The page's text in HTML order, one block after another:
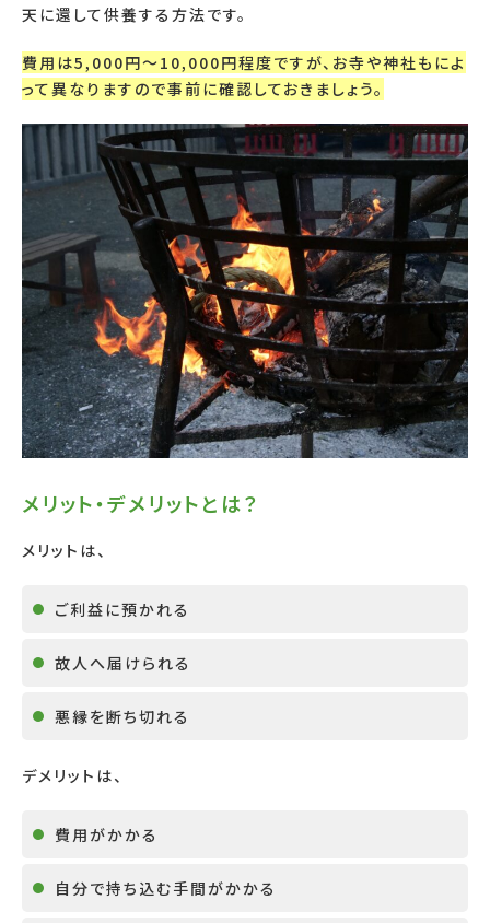
天に還して供養する方法です。
費用は5,000円〜 10,000円程度ですが、お寺や神社もによ
って異なりますので事前に確認しておきましょう。
メリット・デメリットとは？
メリットは、
ご利益に預かれる
故人へ届けられる
悪縁を断ち切れる
デメリットは、
費用がかかる
自分で持ち込む手間がかかる